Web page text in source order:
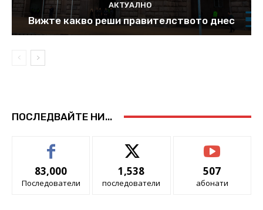
АКТУАЛНО
Вижте какво реши правителството днес
ПОСЛЕДВАЙТЕ НИ...
83,000
Последователи
1,538
последователи
507
абонати